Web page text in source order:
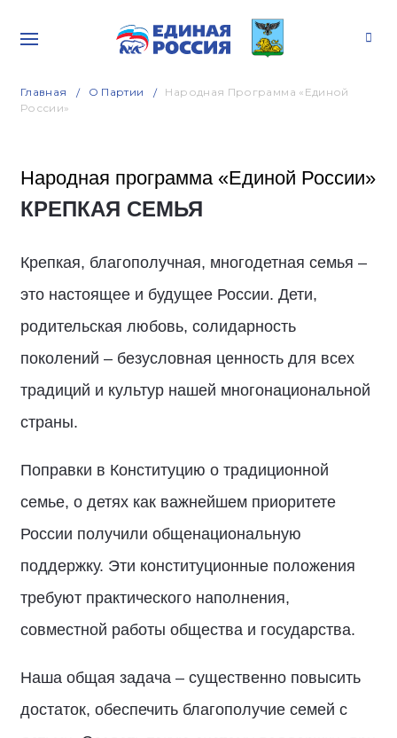
Главная О Партии
Народная Программа «Единой
России»
Народная программа «Единой России»
КРЕПКАЯ СЕМЬЯ
Крепкая, благополучная, многодетная семья –
это настоящее и будущее России. Дети,
родительская любовь, солидарность
поколений – безусловная ценность для всех
традиций и культур нашей многонациональной
страны.
Поправки в Конституцию о традиционной
семье, о детях как важнейшем приоритете
России получили общенациональную
поддержку. Эти конституционные положения
требуют практического наполнения,
совместной работы общества и государства.
Наша общая задача – существенно повысить
достаток, обеспечить благополучие семей с